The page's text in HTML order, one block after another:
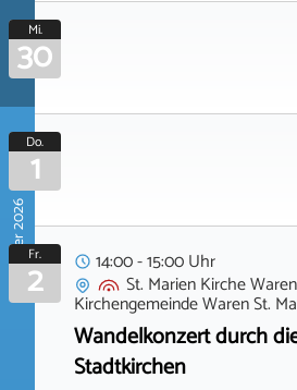
Mi.
30
Oktober 2026
Do.
1
Fr.
2
14:00 - 15:00 Uhr
St. Marien Kirche
Kirchengemeinde Waren St.
Wandelkonzert durch
Stadtkirchen